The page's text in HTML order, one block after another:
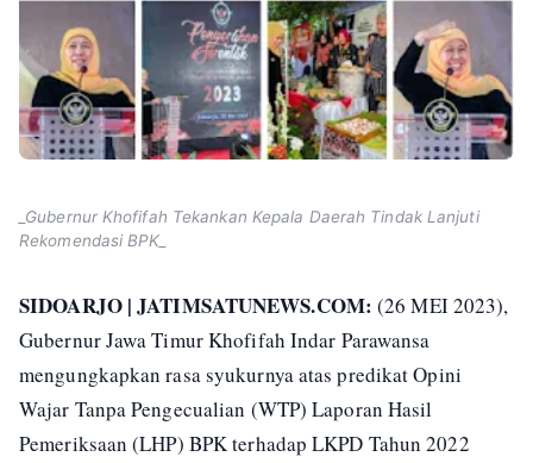
_Gubernur Khofifah Tekankan Kepala Daerah Tindak Lanjuti
Rekomendasi BPK_
SIDOARJO | JATIMSATUNEWS.COM: (26 MEI 2023),
Gubernur Jawa Timur Khofifah Indar Parawansa
mengungkapkan rasa syukurnya atas predikat Opini
Wajar Tanpa Pengecualian (WTP) Laporan Hasil
Pemeriksaan (LHP) BPK terhadap LKPD Tahun 2022